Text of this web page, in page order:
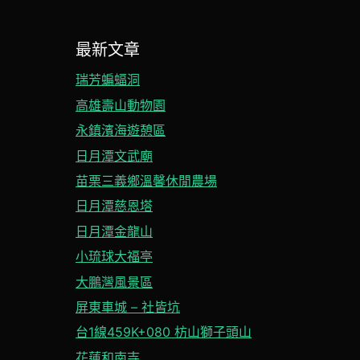
最新文章
瑞芳蝙蝠洞
高雄壽山動物園
永鎮濱海遊憩區
日月潭文武廟
苗栗三義鄉溫馨休閒農場
日月潭慈恩塔
日月潭金龍山
小琉球大福亭
大鵬灣風景區
屏東車城 – 社皆坑
台1線459K+080 枋山獅子頭山